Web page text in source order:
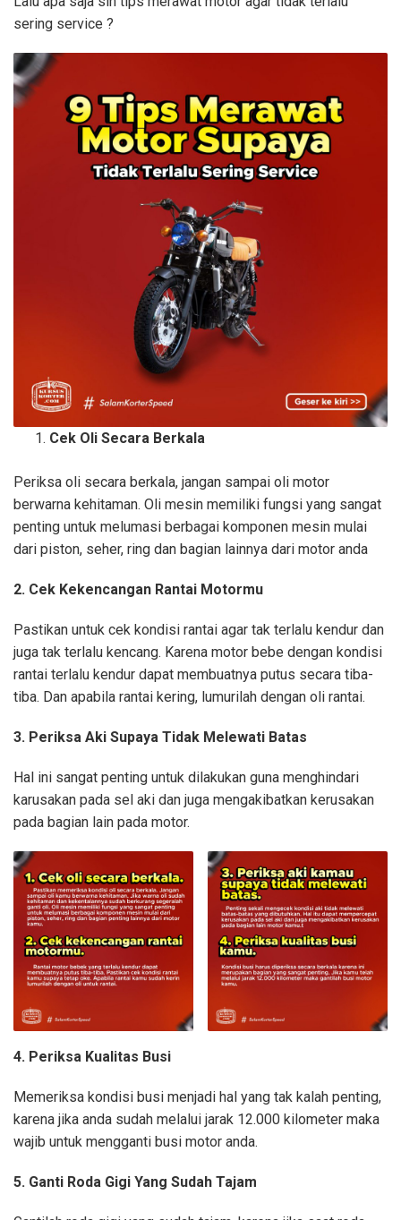
sering service ?
Cek Oli Secara Berkala
Periksa oli secara berkala, jangan sampai oli motor
berwarna kehitaman. Oli mesin memiliki fungsi yang sangat
penting untuk melumasi berbagai komponen mesin mulai
dari piston, seher, ring dan bagian lainnya dari motor anda
2. Cek Kekencangan Rantai Motormu
Pastikan untuk cek kondisi rantai agar tak terlalu kendur dan
juga tak terlalu kencang. Karena motor bebe dengan kondisi
rantai terlalu kendur dapat membuatnya putus secara tiba-
tiba. Dan apabila rantai kering, lumurilah dengan oli rantai.
3. Periksa Aki Supaya Tidak Melewati Batas
Hal ini sangat penting untuk dilakukan guna menghindari
karusakan pada sel aki dan juga mengakibatkan kerusakan
pada bagian lain pada motor.
4. Periksa Kualitas Busi
Memeriksa kondisi busi menjadi hal yang tak kalah penting,
karena jika anda sudah melalui jarak 12.000 kilometer maka
wajib untuk mengganti busi motor anda.
5. Ganti Roda Gigi Yang Sudah Tajam